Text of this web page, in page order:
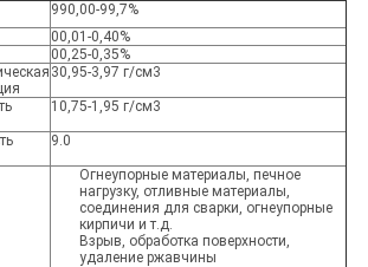
990,00-99,7%
00,01-0,40%
00,25-0,35%
30,95-3,97 г/см3
10,75-1,95 г/см3
9.0
Огнеупорные материалы, печное
нагрузку, отливные материалы,
соединения для сварки, огнеупорные
кирпичи и т.д.
Взрыв, обработка поверхности,
удаление ржавчины